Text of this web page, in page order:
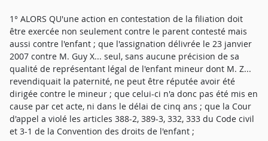
1° ALORS QU'une action en contestation de la filiation doit
être exercée non seulement contre le parent contesté mais
aussi contre l'enfant ; que l'assignation délivrée le 23 janvier
2007 contre M. Guy X... seul, sans aucune précision de sa
qualité de représentant légal de l'enfant mineur dont M. Z...
revendiquait la paternité, ne peut être réputée avoir été
dirigée contre le mineur ; que celui-ci n'a donc pas été mis en
cause par cet acte, ni dans le délai de cinq ans ; que la Cour
d'appel a violé les articles 388-2, 389-3, 332, 333 du Code civil
et 3-1 de la Convention des droits de l'enfant ;